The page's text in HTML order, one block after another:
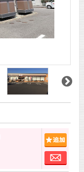
お問